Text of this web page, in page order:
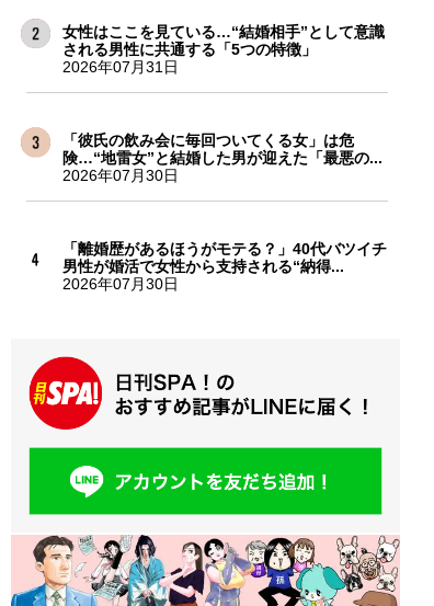
女性はここを見ている…“結婚相手”として意識
される男性に共通する「5つの特徴」
2026年07月31日
「彼氏の飲み会に毎回ついてくる女」は危
険…“地雷女”と結婚した男が迎えた「最悪の...
2026年07月30日
「離婚歴があるほうがモテる？」40代バツイチ
男性が婚活で女性から支持される“納得...
2026年07月30日